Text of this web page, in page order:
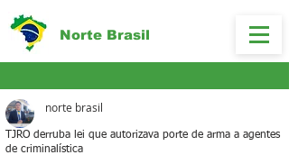
Norte Brasil
TJRO derruba lei que autorizava porte de arma a agentes
de criminalística
norte brasil